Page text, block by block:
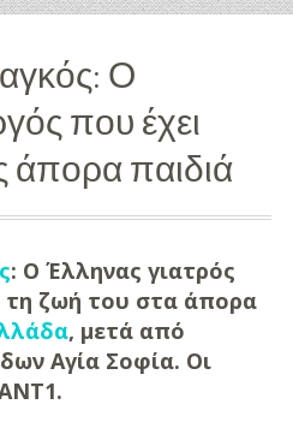
Ο
που έχει
άπορα παιδιά
: Ο Έλληνας γιατρός
τη ζωή του στα άπορα
, μετά από
Αγία Σοφία. Οι